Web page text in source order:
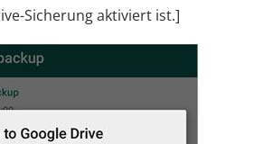
Sicherung aktiviert ist.]